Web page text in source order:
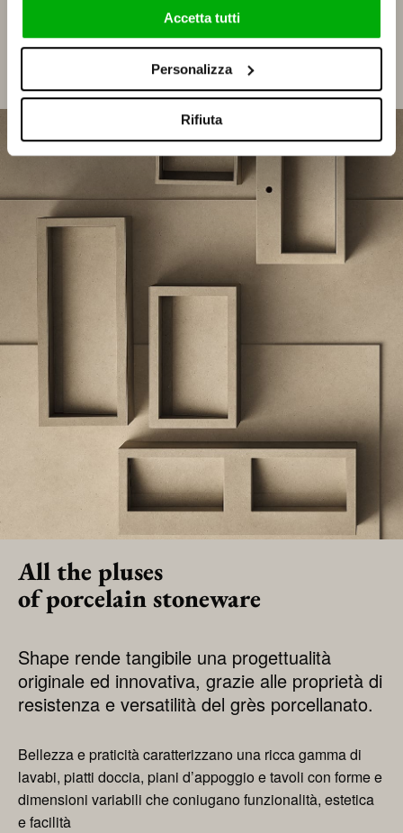
Accetta tutti
Personalizza
Rifiuta
rigoroso ed essenziale che esalta la bellezza della
materia d’ispirazione declinandola su diverse tipologie di
arredo bagno e un’ampia gamma di tavoli per indoor e
All the pluses
of porcelain stoneware
Shape rende tangibile una progettualità
originale ed innovativa, grazie alle proprietà di
resistenza e versatilità del grès porcellanato.
Bellezza e praticità caratterizzano una ricca gamma di
lavabi, piatti doccia, piani d’appoggio e tavoli con forme e
dimensioni variabili che coniugano funzionalità, estetica
e facilità